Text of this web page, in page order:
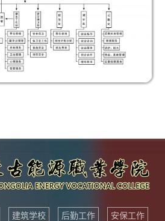
建筑学校 后勤工作 安保工作